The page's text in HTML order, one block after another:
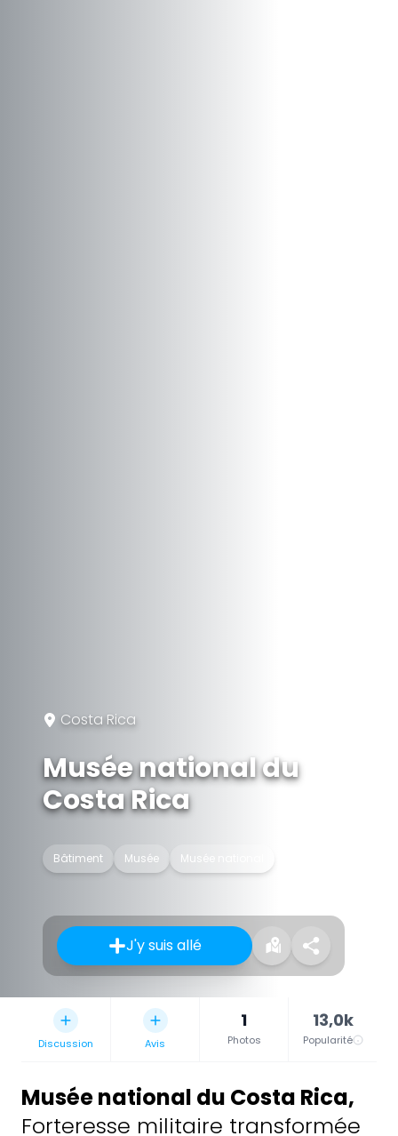
Costa Rica
Musée national du
Costa Rica
Bâtiment Musée Musée national
J'y suis allé
Discussion Avis
1
Photos
13,0k
Popularité
Musée national du Costa Rica,
Forteresse militaire transformée